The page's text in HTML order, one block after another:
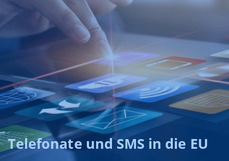
Telefonate und SMS in die EU